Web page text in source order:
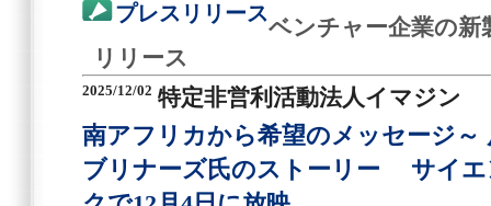
プレスリリース
ベンチャー企業の新
リリース
2025/12/02 特定非営利活動法人イマジン
南アフリカから希望のメッセージ～
ブリナーズ氏のストーリー サイエ